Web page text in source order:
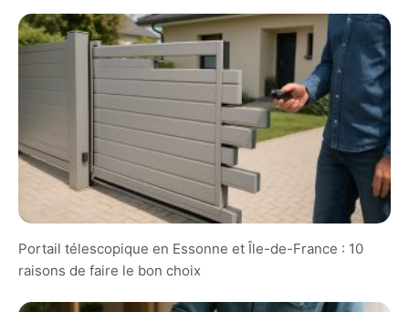
Portail télescopique en Essonne et Île-de-France : 10
raisons de faire le bon choix